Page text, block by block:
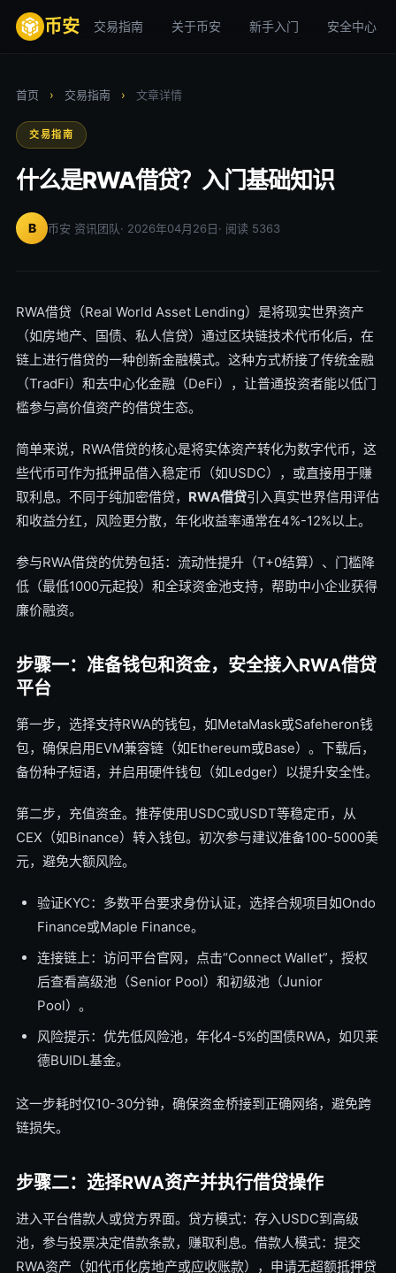
币安 交易指南 关于币安 新手入门 安全中心
首页 › 交易指南 › 文章详情
交易指南
什么是RWA借贷？入门基础知识
B 币安 资讯团队· 2026年04月26日· 阅读 5363
RWA借贷（Real World Asset Lending）是将现实世界资产
（如房地产、国债、私人信贷）通过区块链技术代币化后，在
链上进行借贷的一种创新金融模式。这种方式桥接了传统金融
（TradFi）和去中心化金融（DeFi），让普通投资者能以低门
槛参与高价值资产的借贷生态。
简单来说，RWA借贷的核心是将实体资产转化为数字代币，这
些代币可作为抵押品借入稳定币（如USDC），或直接用于赚
取利息。不同于纯加密借贷， RWA借贷引入真实世界信用评估
和收益分红，风险更分散，年化收益率通常在4%-12%以上。
参与RWA借贷的优势包括：流动性提升（T+0结算）、门槛降
低（最低1000元起投）和全球资金池支持，帮助中小企业获得
廉价融资。
步骤一：准备钱包和资金，安全接入RWA借贷
平台
第一步，选择支持RWA的钱包，如MetaMask或Safeheron钱
包，确保启用EVM兼容链（如Ethereum或Base）。下载后，
备份种子短语，并启用硬件钱包（如Ledger）以提升安全性。
第二步，充值资金。推荐使用USDC或USDT等稳定币，从
CEX（如Binance）转入钱包。初次参与建议准备100-5000美
元，避免大额风险。
验证KYC：多数平台要求身份认证，选择合规项目如Ondo
Finance或Maple Finance。
连接链上：访问平台官网，点击“Connect Wallet”，授权
后查看高级池（Senior Pool）和初级池（Junior
Pool）。
风险提示：优先低风险池，年化4-5%的国债RWA，如贝莱
德BUIDL基金。
这一步耗时仅10-30分钟，确保资金桥接到正确网络，避免跨
链损失。
步骤二：选择RWA资产并执行借贷操作
进入平台借款人或贷方界面。贷方模式：存入USDC到高级
池，参与投票决定借款条款，赚取利息。借款人模式：提交
RWA资产（如代币化房地产或应收账款），申请无超额抵押贷